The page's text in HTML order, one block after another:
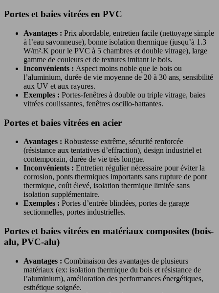
Portes et baies vitrées en PVC
Avantages : Prix abordable, entretien facile (nettoyage simple
à l’eau savonneuse), bonne isolation thermique (jusqu’à 1.3
W/m².K pour le PVC à 5 chambres et double vitrage), large
gamme de couleurs et de textures imitant le bois.
Inconvénients : Aspect moins noble que le bois ou
l’aluminium, durée de vie moyenne de 20 à 30 ans, sensibilité
aux UV et aux rayures.
Exemples : Portes-fenêtres à double ou triple vitrage, baies
vitrées coulissantes, fenêtres oscillo-battantes.
Portes et baies vitrées en acier
Avantages : Robustesse extrême, sécurité renforcée
(résistance aux tentatives d’effraction), design industriel et
contemporain, durée de vie très longue.
Inconvénients : Entretien régulier nécessaire pour éviter la
corrosion, ponts thermiques importants sans rupture de pont
thermique, coût élevé, isolation thermique limitée sans
isolation supplémentaire.
Exemples : Portes d’entrée blindées, portes de garage
sectionnelles, portes industrielles.
Portes et baies vitrées en matériaux composites (bois-
alu, PVC-alu)
Avantages : Combinaison des avantages de plusieurs
matériaux (ex: isolation thermique du bois et résistance de
l’aluminium), amélioration des performances énergétiques,
esthétique soignée.